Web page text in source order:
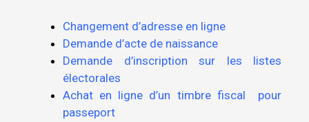
Changement d’adresse en ligne
Demande d’acte de naissance
Demande d’inscription sur les listes
électorales
Achat en ligne d’un timbre fiscal pour
passeport